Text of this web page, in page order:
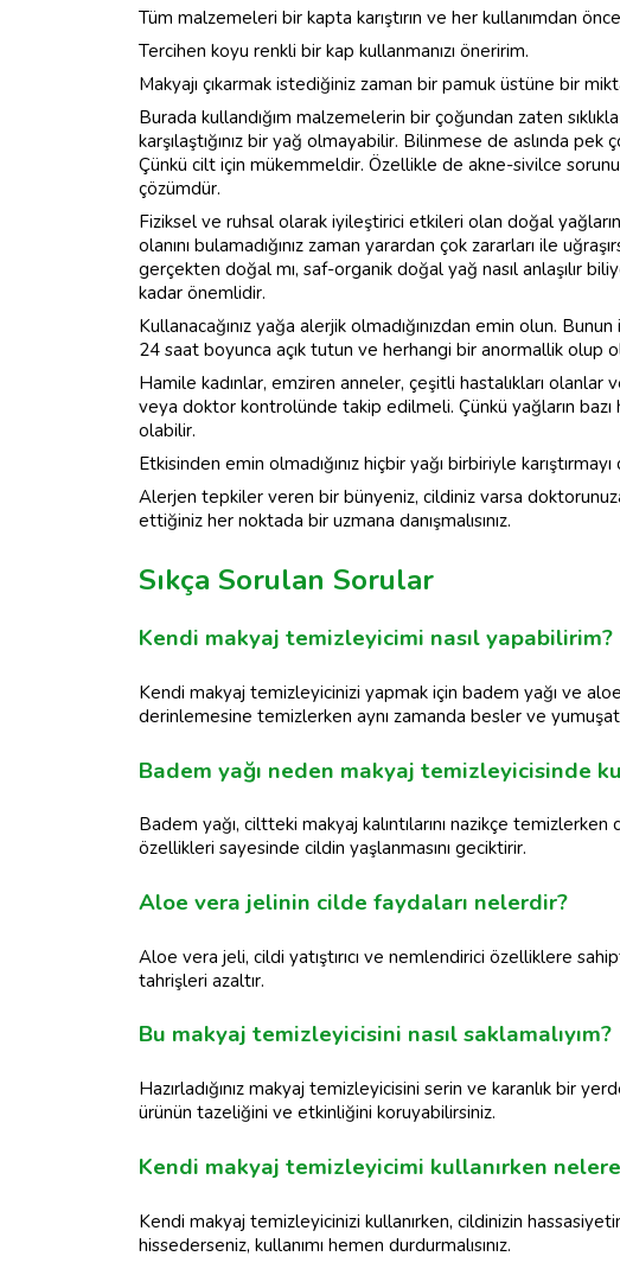
Tüm malzemeleri bir kapta karıştırın ve her kullanımdan
Tercihen koyu renkli bir kap kullanmanızı öneririm.
Makyajı çıkarmak istediğiniz zaman bir pamuk üstüne bir
Burada kullandığım malzemelerin bir çoğundan zaten sıklıkla
karşılaştığınız bir yağ olmayabilir. Bilinmese de aslında
Çünkü cilt için mükemmeldir. Özellikle de akne-sivilce
çözümdür.
Fiziksel ve ruhsal olarak iyileştirici etkileri olan doğal
olanını bulamadığınız zaman yarardan çok zararları ile
gerçekten doğal mı, saf-organik doğal yağ nasıl anlaşılır
kadar önemlidir.
Kullanacağınız yağa alerjik olmadığınızdan emin olun.
24 saat boyunca açık tutun ve herhangi bir anormallik olup
Hamile kadınlar, emziren anneler, çeşitli hastalıkları olanlar
veya doktor kontrolünde takip edilmeli. Çünkü yağların bazı
olabilir.
Etkisinden emin olmadığınız hiçbir yağı birbiriyle
Alerjen tepkiler veren bir bünyeniz, cildiniz varsa
ettiğiniz her noktada bir uzmana danışmalısınız.
Sıkça Sorulan Sorular
Kendi makyaj temizleyicimi nasıl yapabilirim?
Kendi makyaj temizleyicinizi yapmak için badem yağı ve
derinlemesine temizlerken aynı zamanda besler ve
Badem yağı neden makyaj temizleyicisinde
Badem yağı, ciltteki makyaj kalıntılarını nazikçe
özellikleri sayesinde cildin yaşlanmasını geciktirir.
Aloe vera jelinin cilde faydaları nelerdir?
Aloe vera jeli, cildi yatıştırıcı ve nemlendirici özelliklere
tahrişleri azaltır.
Bu makyaj temizleyicisini nasıl saklamalıyım?
Hazırladığınız makyaj temizleyicisini serin ve karanlık bir
ürünün tazeliğini ve etkinliğini koruyabilirsiniz.
Kendi makyaj temizleyicimi kullanırken
Kendi makyaj temizleyicinizi kullanırken, cildinizin
hissederseniz, kullanımı hemen durdurmalısınız.